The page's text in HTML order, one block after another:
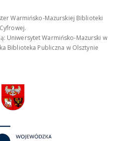
Warmińsko-Mazurskiej Biblioteki
Cyfrowej.
Uniwersytet Warmińsko-Mazurski w
Biblioteka Publiczna w Olsztynie